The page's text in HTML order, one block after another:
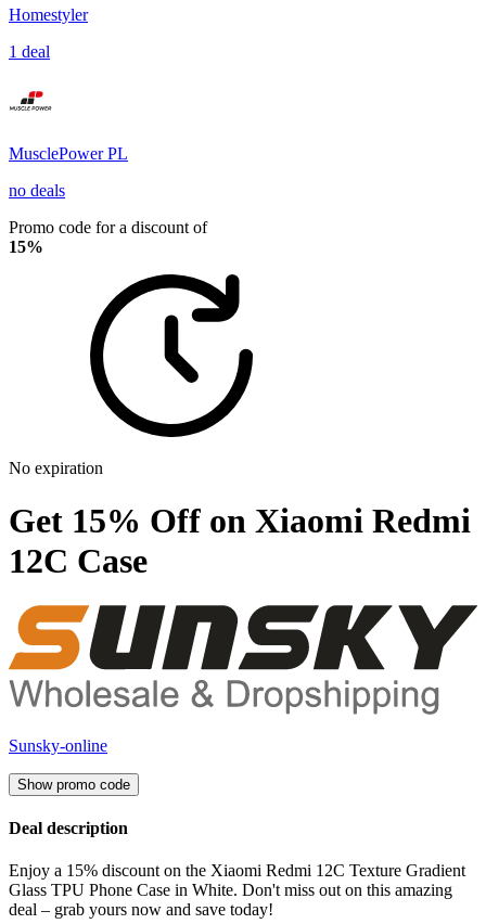
Homestyler
1 deal
MusclePower PL
no deals
Promo code for a discount of
15%
No expiration
Get 15% Off on Xiaomi Redmi
12C Case
Sunsky-online
Show promo code
Deal description
Enjoy a 15% discount on the Xiaomi Redmi 12C Texture Gradient
Glass TPU Phone Case in White. Don't miss out on this amazing
deal – grab yours now and save today!